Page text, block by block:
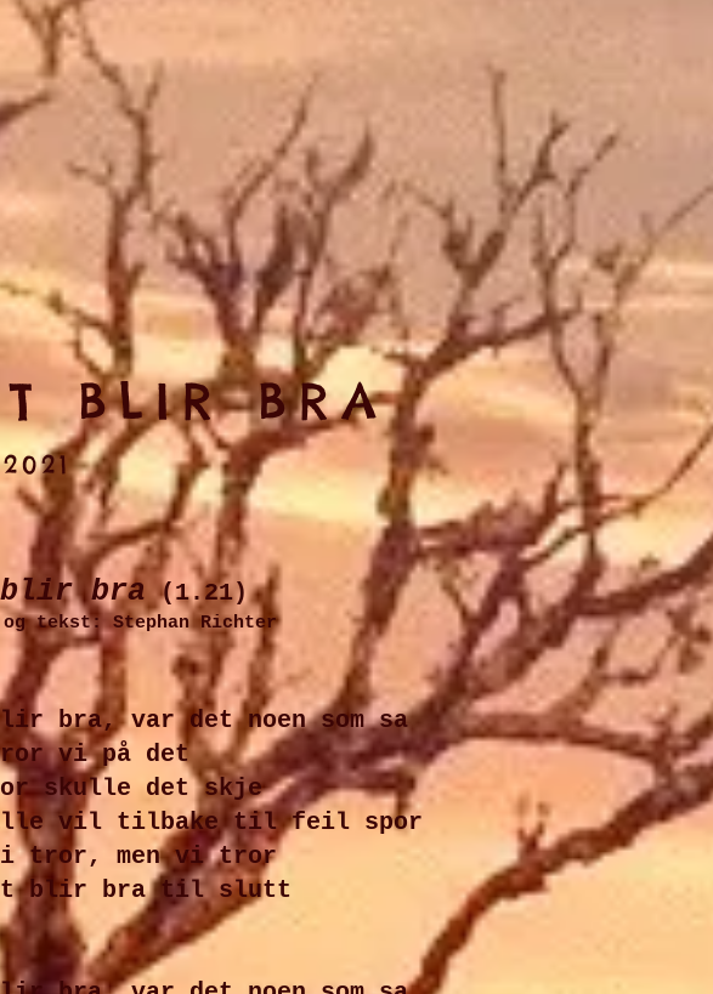
BLIR BRA
bra (1.21)
og tekst: Stephan Richter
bra, var det noen som sa
vi på det
skulle det skje
vil tilbake til feil spor
tror, men vi tror
blir bra til slutt